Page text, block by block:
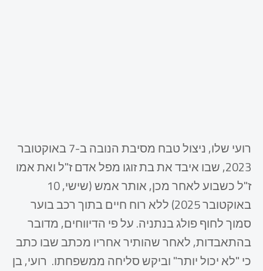
רועי שלו, ניצול טבח מסיבת הנובה ב-7 באוקטובר
2023, שבו איבד את בת זוגו מפל אדם ז"ל ואת אמו
ז"ל כשבוע לאחר מכן, אותר אמש (שישי, 10
באוקטובר 2025) ללא רוח חיים בתוך רכב בוער
סמוך לחוף פולג בנתניה. על פי הדיווחים, מדובר
בהתאבדות, לאחר שהותיר אחריו מכתב שבו כתב
כי "לא יכול יותר" וביקש סליחה ממשפחתו. רועי, בן